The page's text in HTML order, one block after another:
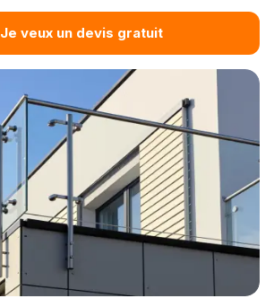
Je veux un devis gratuit